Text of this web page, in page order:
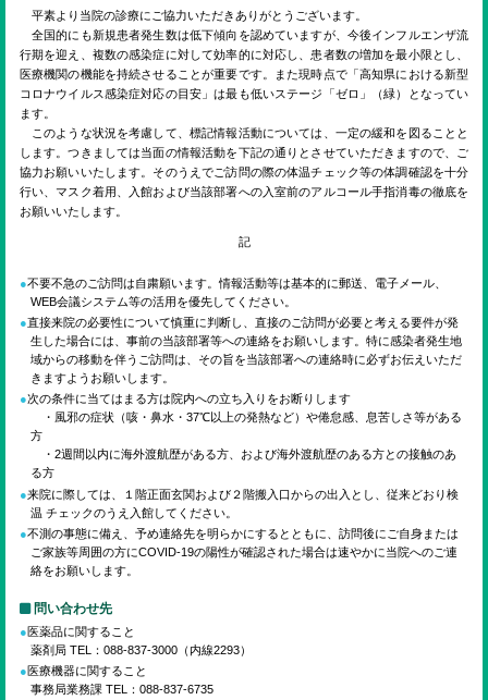
ご意見・ご要望
ENGLISH
検索
平素より当院の診療にご協力いただきありがとうございます。
全国的にも新規患者発生数は低下傾向を認めていますが、今後インフルエンザ流
行期を迎え、複数の感染症に対して効率的に対応し、患者数の増加を最小限とし、
医療機関の機能を持続させることが重要です。また現時点で「高知県における新型
コロナウイルス感染症対応の目安」は最も低いステージ「ゼロ」（緑）となってい
ます。
このような状況を考慮して、標記情報活動については、一定の緩和を図ることと
します。つきましては当面の情報活動を下記の通りとさせていただきますので、ご
協力お願いいたします。そのうえでご訪問の際の体温チェック等の体調確認を十分
行い、マスク着用、入館および当該部署への入室前のアルコール手指消毒の徹底を
お願いいたします。
記
不要不急のご訪問は自粛願います。情報活動等は基本的に郵送、電子メール、
WEB会議システム等の活用を優先してください。
直接来院の必要性について慎重に判断し、直接のご訪問が必要と考える要件が発
生した場合には、事前の当該部署等への連絡をお願いします。特に感染者発生地
域からの移動を伴うご訪問は、その旨を当該部署への連絡時に必ずお伝えいただ
きますようお願いします。
次の条件に当てはまる方は院内への立ち入りをお断りします
・風邪の症状（咳・鼻水・37℃以上の発熱など）や倦怠感、息苦しさ等がある
方
・2週間以内に海外渡航歴がある方、および海外渡航歴のある方との接触のあ
る方
来院に際しては、１階正面玄関および２階搬入口からの出入とし、従来どおり検
温 チェックのうえ入館してください。
不測の事態に備え、予め連絡先を明らかにするとともに、訪問後にご自身または
ご家族等周囲の方にCOVID-19の陽性が確認された場合は速やかに当院へのご連
絡をお願いします。
問い合わせ先
医薬品に関すること
薬剤局 TEL：088-837-3000（内線2293）
医療機器に関すること
事務局業務課 TEL：088-837-6735